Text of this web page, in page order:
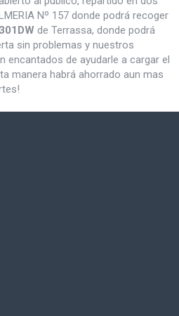
Nº 157 donde podrá recoger
de Terrassa, donde podrá
sin problemas y nuestros
encantados de ayudarle a cargar el
manera habrá ahorrado aun mas